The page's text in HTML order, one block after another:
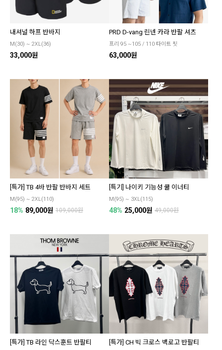
내셔널 하프 반바지
M(30) ~ 2XL(36)
33,000원
PRD D-vang 린넨 카라 반팔 셔츠
프리 95 ~105 / 110 타이트 핏
63,000원
[특가] TB 4바 반팔 반바지 세트
M(95) ~ 2XL(110)
18% 89,000원 109,000원
[특기] 나이키 기능성 쿨 이너티
M(95) ~ 3XL(115)
48% 25,000원 49,000원
[특가] TB 라인 닥스훈트 반팔티 [특가] CH 빅 크로스 백로고 반팔티